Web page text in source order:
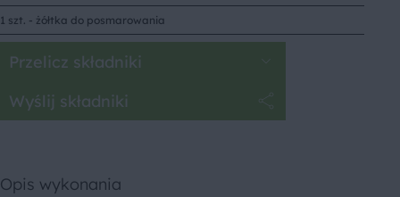
1 szt. - żółtka do posmarowania
Przelicz składniki
Wyślij składniki
Opis wykonania